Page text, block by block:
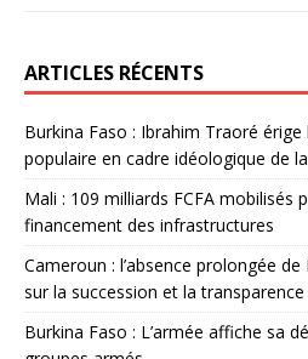
ARTICLES RÉCENTS
Burkina Faso : Ibrahim Traoré
populaire en cadre idéologique de
Mali : 109 milliards FCFA mobilisés
financement des infrastructures
Cameroun : l’absence prolongée
sur la succession et la
Burkina Faso : L’armée affiche sa